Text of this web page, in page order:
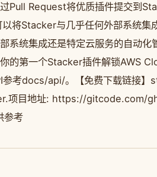
Pull Request将优质插件提交到
将Stacker与几乎任何外部系统集
系统集成还是特定云服务的自动
的第一个Stacker插件解锁AWS
参考docs/api/。【免费下载链接
项目地址: https://gitcode.com/
参考